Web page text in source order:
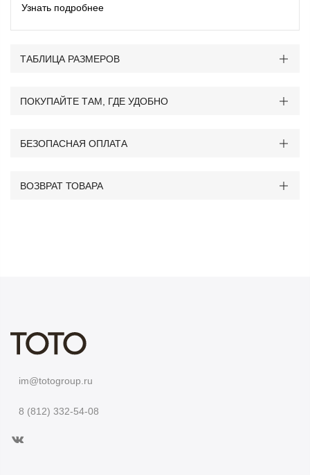
Узнать подробнее
ТАБЛИЦА РАЗМЕРОВ
ПОКУПАЙТЕ ТАМ, ГДЕ УДОБНО
БЕЗОПАСНАЯ ОПЛАТА
ВОЗВРАТ ТОВАРА
im@totogroup.ru
8 (812) 332-54-08